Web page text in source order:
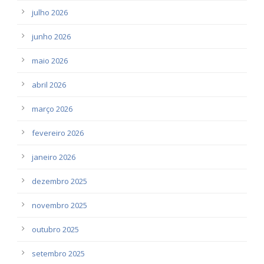
julho 2026
junho 2026
maio 2026
abril 2026
março 2026
fevereiro 2026
janeiro 2026
dezembro 2025
novembro 2025
outubro 2025
setembro 2025